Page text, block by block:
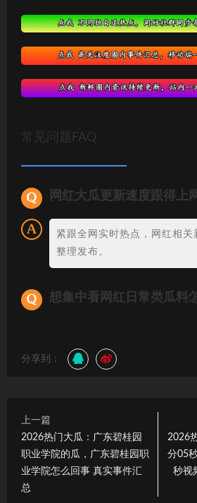
常见问题FAQ
网红大瓜更新速度跟得上
紧跟全网实时热点，网红相关
整理发布。
想集中看网红日常类瓜料
分享到：
上一篇
2026热门大瓜：广东碧桂园
职业学院的瓜，广东碧桂园职
业学院怎么回事 真实事件汇
总
2026
分05
秒视